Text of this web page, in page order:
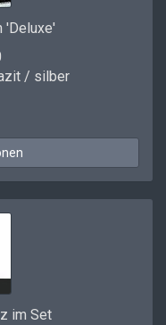
'Deluxe'
/ silber
im Set